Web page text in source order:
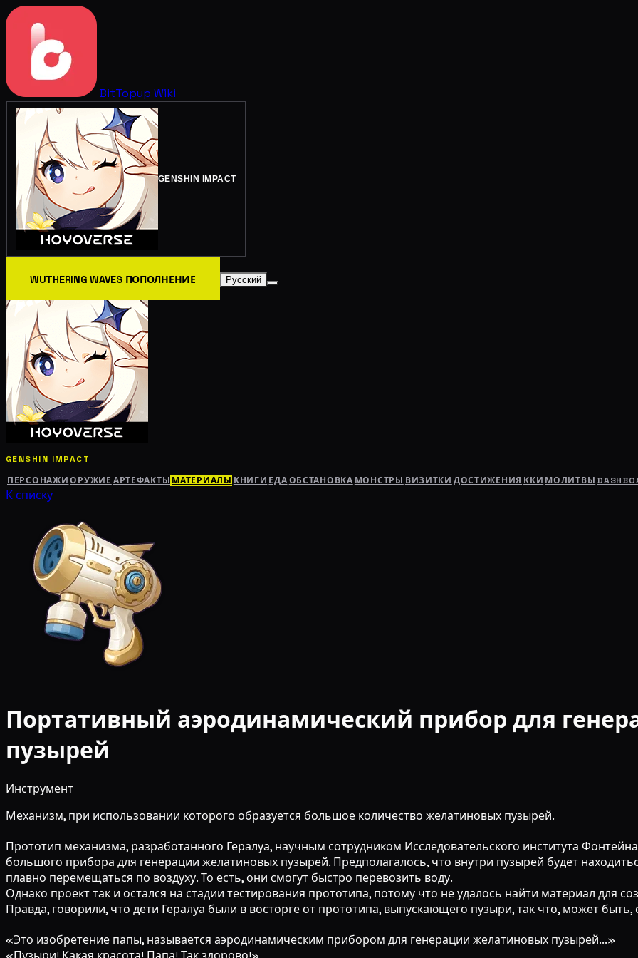
BitTopup Wiki
GENSHIN IMPACT
WUTHERING WAVES ПОПОЛНЕНИЕ Русский
GENSHIN IMPACT
ПЕРСОНАЖИ ОРУЖИЕ АРТЕФАКТЫ МАТЕРИАЛЫ КНИГИ ЕДАОБСТАНОВКА МОНСТРЫ ВИЗИТКИ ДОСТИЖЕНИЯ ККИ МОЛИТВЫ
К списку
Портативный аэродинамический прибор для
пузырей
Инструмент
Механизм, при использовании которого образуется большое количество желатиновых пузырей.
Прототип механизма, разработанного Гералуа, научным сотрудником Исследовательского института
большого прибора для генерации желатиновых пузырей. Предполагалось, что внутри пузырей будет
плавно перемещаться по воздуху. То есть, они смогут быстро перевозить воду.
Однако проект так и остался на стадии тестирования прототипа, потому что не удалось найти материал для
Правда, говорили, что дети Гералуа были в восторге от прототипа, выпускающего пузыри, так что, может быть,
«Это изобретение папы, называется аэродинамическим прибором для генерации желатиновых пузырей...»